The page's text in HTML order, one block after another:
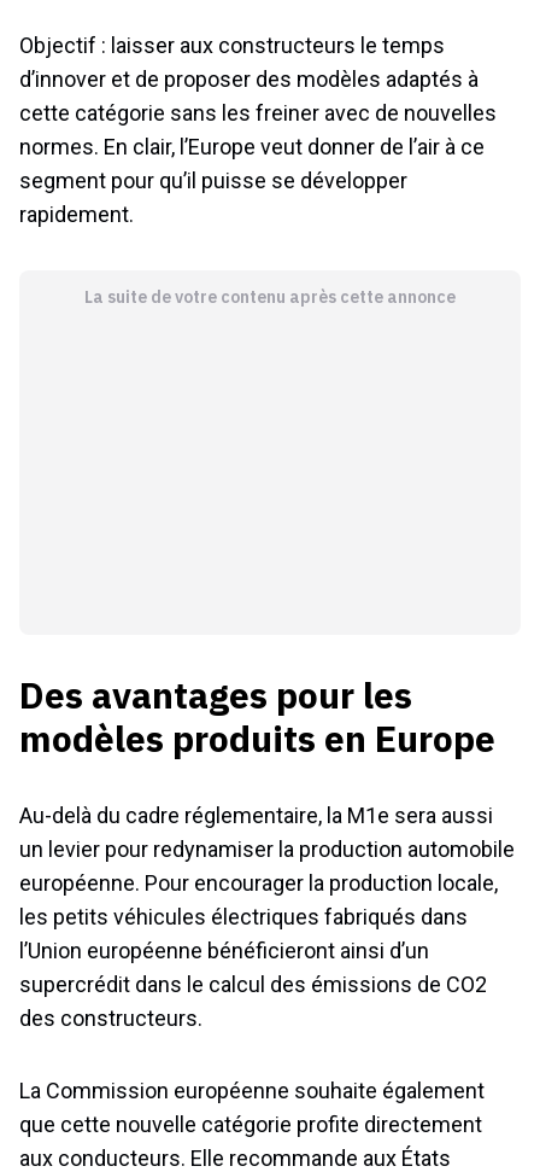
Objectif : laisser aux constructeurs le temps
d’innover et de proposer des modèles adaptés à
cette catégorie sans les freiner avec de nouvelles
normes. En clair, l’Europe veut donner de l’air à ce
segment pour qu’il puisse se développer
rapidement.
La suite de votre contenu après cette annonce
Des avantages pour les
modèles produits en Europe
Au-delà du cadre réglementaire, la M1e sera aussi
un levier pour redynamiser la production automobile
européenne. Pour encourager la production locale,
les petits véhicules électriques fabriqués dans
l’Union européenne bénéficieront ainsi d’un
supercrédit dans le calcul des émissions de CO2
des constructeurs.
La Commission européenne souhaite également
que cette nouvelle catégorie profite directement
aux conducteurs. Elle recommande aux États